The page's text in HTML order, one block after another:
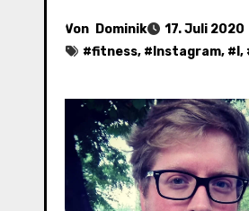
Von Dominik
17. Juli 2020
#fitness, # Instagram, # ,